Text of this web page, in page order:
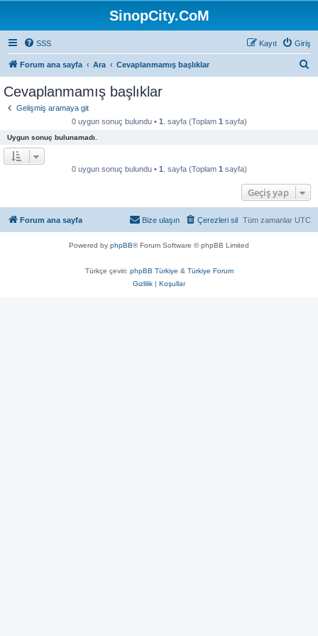
SinopCity.CoM
SSS Giriş
Kayıt
Forum ana sayfa Ara Cevaplanmamış başlıklar
Cevaplanmamış başlıklar
Gelişmiş aramaya git
0 uygun sonuç bulundu • 1 . sayfa (Toplam 1 sayfa)
Uygun sonuç bulunamadı.
0 uygun sonuç bulundu • 1 . sayfa (Toplam 1 sayfa)
Geçiş yap
Forum ana sayfa Tüm zamanlar UTC
Çerezleri sil
Bize ulaşın
Powered by phpBB® Forum Software © phpBB Limited
Türkçe çeviri: phpBB Türkiye & Türkiye Forum
Gizlilik | Koşullar